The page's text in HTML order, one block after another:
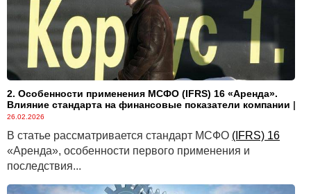
2. Особенности применения МСФО (IFRS) 16 «Аренда».
Влияние стандарта на финансовые показатели компании |
26.02.2026
В статье рассматривается стандарт МСФО (IFRS) 16
«Аренда», особенности первого применения и
последствия...